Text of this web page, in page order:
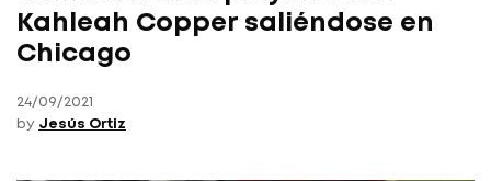
Kahleah Copper saliéndose en
Chicago
24/09/2021
by Jesús Ortiz